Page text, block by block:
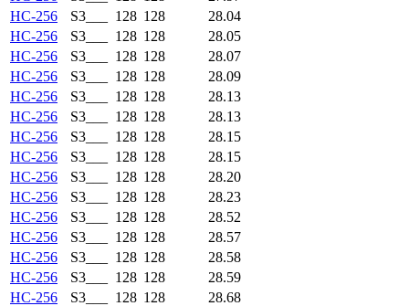
HC-256
S3___ 128 128
28.04
HC-256
S3___ 128 128
28.05
HC-256
S3___ 128 128
28.07
HC-256
S3___ 128 128
28.09
HC-256
S3___ 128 128
28.13
HC-256
S3___ 128 128
28.13
HC-256
S3___ 128 128
28.15
HC-256
S3___ 128 128
28.15
HC-256
S3___ 128 128
28.20
HC-256
S3___ 128 128
28.23
HC-256
S3___ 128 128
28.52
HC-256
S3___ 128 128
28.57
HC-256
S3___ 128 128
28.58
HC-256
S3___ 128 128
28.59
HC-256
S3___ 128 128
28.68